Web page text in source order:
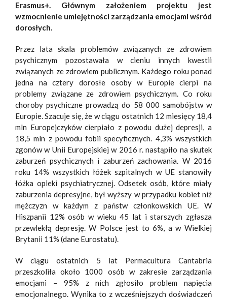
Erasmus+. Głównym założeniem projektu jest
wzmocnienie umiejętności zarządzania emocjami wśród
dorosłych.
Przez lata skala problemów związanych ze zdrowiem
psychicznym pozostawała w cieniu innych kwestii
związanych ze zdrowiem publicznym. Każdego roku ponad
jedna na cztery dorosłe osoby w Europie cierpi na
problemy związane ze zdrowiem psychicznym. Co roku
choroby psychiczne prowadzą do 58 000 samobójstw w
Europie. Szacuje się, że w ciągu ostatnich 12 miesięcy 18,4
mln Europejczyków cierpiało z powodu dużej depresji, a
18,5 mln z powodu fobii specyficznych. 4,3% wszystkich
zgonów w Unii Europejskiej w 2016 r. nastąpiło na skutek
zaburzeń psychicznych i zaburzeń zachowania. W 2016
roku 14% wszystkich łóżek szpitalnych w UE stanowiły
łóżka opieki psychiatrycznej. Odsetek osób, które miały
zaburzenia depresyjne, był wyższy w przypadku kobiet niż
mężczyzn w każdym z państw członkowskich UE. W
Hiszpanii 12% osób w wieku 45 lat i starszych zgłasza
przewlekłą depresję. W Polsce jest to 6%, a w Wielkiej
Brytanii 11% (dane Eurostatu).
W ciągu ostatnich 5 lat Permacultura Cantabria
przeszkoliła około 1000 osób w zakresie zarządzania
emocjami – 95% z nich zgłosiło problem napięcia
emocjonalnego. Wynika to z wcześniejszych doświadczeń